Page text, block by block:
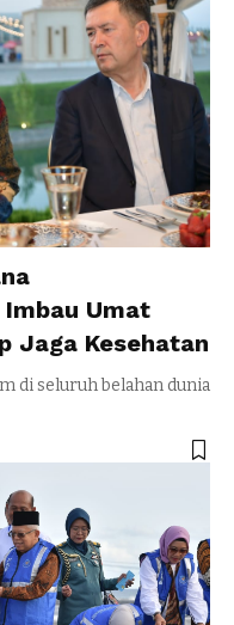
Imbau Umat
Jaga Kesehatan
di seluruh belahan dunia